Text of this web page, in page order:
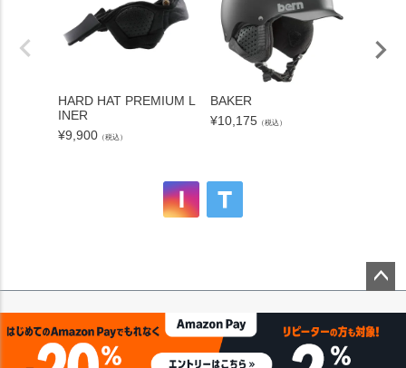
HARD HAT PREMIUM L
INER
¥9,900 （税込）
BAKER
¥10,175 （税込）
ップ